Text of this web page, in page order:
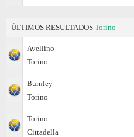
ÚLTIMOS RESULTADOS Torino
Avellino
Torino
Burnley
Torino
Torino
Cittadella